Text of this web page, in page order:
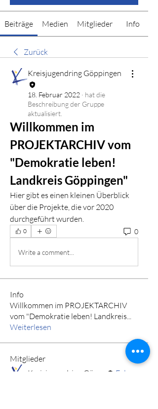
Beiträge Medien Mitglieder Info
Zurück
Kreisjugendring Göppingen
18. Februar 2022 · hat die
Beschreibung der Gruppe
aktualisiert.
Willkommen im
PROJEKTARCHIV vom
"Demokratie leben!
Landkreis Göppingen"
Hier gibt es einen kleinen Überblick
über die Projekte, die vor 2020
durchgeführt wurden.
0 0
Write a comment...
Info
Willkommen im PROJEKTARCHIV
vom "Demokratie leben! Landkreis...
Weiterlesen
Mitglieder
Folgen